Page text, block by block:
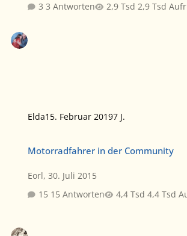
3 Antworten
2,9 Tsd
Elda15. Februar 20197 J.
Motorradfahrer in der Community
Eorl,30. Juli 2015
15 Antworten
4,4 Tsd